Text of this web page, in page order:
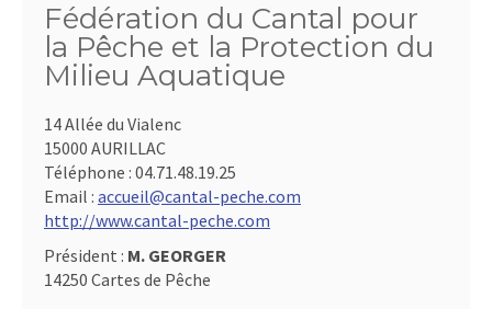
Fédération du Cantal pour
la Pêche et la Protection du
Milieu Aquatique
14 Allée du Vialenc
15000 AURILLAC
Téléphone : 04.71.48.19.25
Email : accueil@cantal-peche.com
http://www.cantal-peche.com
Président : M. GEORGER
14250 Cartes de Pêche